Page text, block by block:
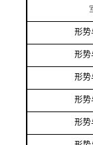
形势
形势
形势
形势
形势